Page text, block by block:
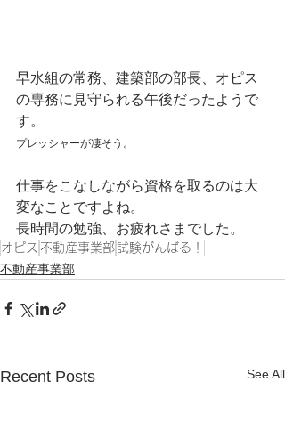
早水組の常務、建築部の部長、オピス
の専務に見守られる午後だったようで
す。
プレッシャーが凄そう。
仕事をこなしながら資格を取るのは大
変なことですよね。
長時間の勉強、お疲れさまでした。
オピス 不動産事業部試験がんばる！
不動産事業部
Recent Posts See All